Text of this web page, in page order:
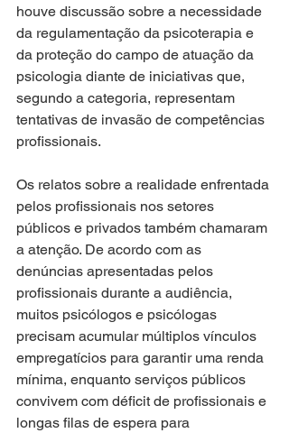
houve discussão sobre a necessidade
da regulamentação da psicoterapia e
da proteção do campo de atuação da
psicologia diante de iniciativas que,
segundo a categoria, representam
tentativas de invasão de competências
profissionais.
Os relatos sobre a realidade enfrentada
pelos profissionais nos setores
públicos e privados também chamaram
a atenção. De acordo com as
denúncias apresentadas pelos
profissionais durante a audiência,
muitos psicólogos e psicólogas
precisam acumular múltiplos vínculos
empregatícios para garantir uma renda
mínima, enquanto serviços públicos
convivem com déficit de profissionais e
longas filas de espera para